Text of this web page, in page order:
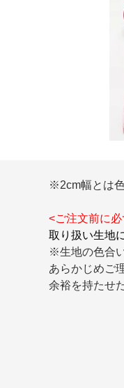
※2cm幅とは
<ご注文前に
取り扱い生地
※生地の色合
あらかじめご
余裕を持たせ